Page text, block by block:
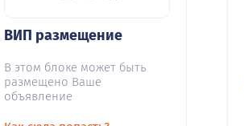
ВИП размещение
В этом блоке может быть
размещено Ваше
объявление